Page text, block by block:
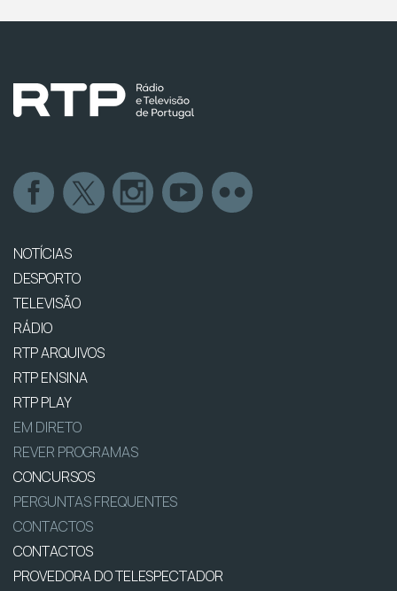
NOTÍCIAS
DESPORTO
TELEVISÃO
RÁDIO
RTP ARQUIVOS
RTP ENSINA
RTP PLAY
EM DIRETO
REVER PROGRAMAS
CONCURSOS
PERGUNTAS FREQUENTES
CONTACTOS
CONTACTOS
PROVEDORA DO TELESPECTADOR